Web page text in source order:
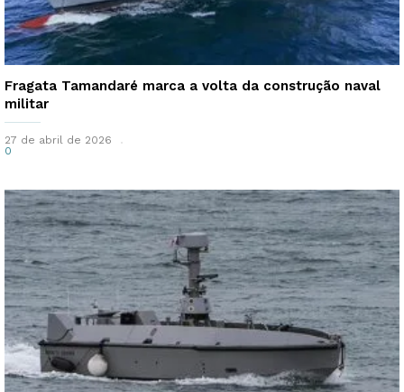
Fragata Tamandaré marca a volta da construção naval
militar
27 de abril de 2026
0